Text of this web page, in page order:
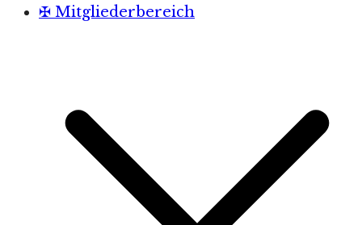
✠ Mitgliederbereich